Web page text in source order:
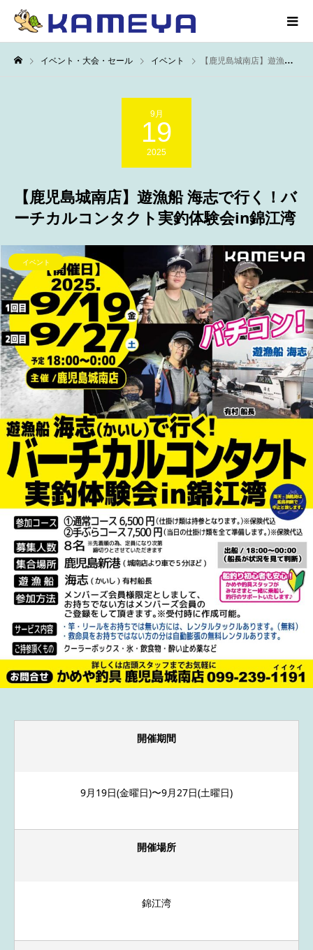
イベント・大会・セール イベント 【鹿児島城南店】遊漁船 海志で行く！バーチカルコンタクト実釣体験会in錦江湾
9月
19
2025
【鹿児島城南店】遊漁船 海志で行く！バ
ーチカルコンタクト実釣体験会in錦江湾
イベント
開催期間
9月19日(金曜日)〜9月27日(土曜日)
開催場所
錦江湾